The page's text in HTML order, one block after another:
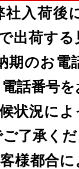
入荷後
出荷す
期のお電
話番号
状況に
了承く
様都合